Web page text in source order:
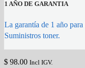
1 AÑO DE GARANTIA
La garantía de 1 año
Suministros toner.
$ 98.00 Incl IGV.